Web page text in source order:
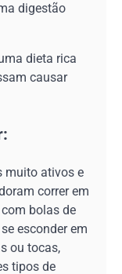
digestão
dieta rica
causar
muito ativos e
correr em
bolas de
esconder em
ou tocas,
tipos de